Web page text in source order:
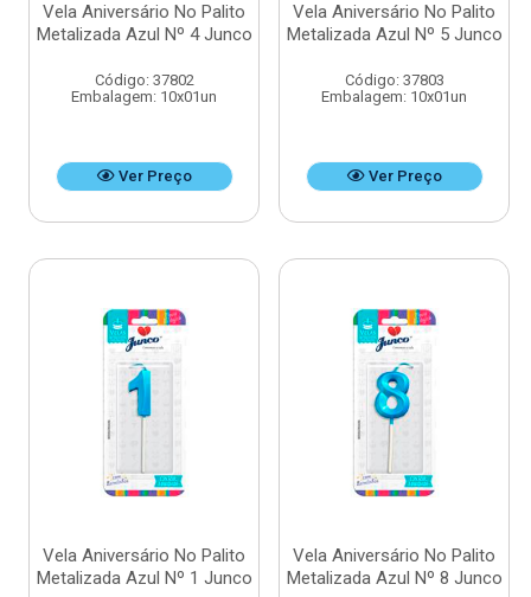
Vela Aniversário No Palito
Metalizada Azul Nº 4 Junco
Código: 37802
Embalagem: 10x01un
Ver Preço
Vela Aniversário No Palito
Metalizada Azul Nº 5 Junco
Código: 37803
Embalagem: 10x01un
Ver Preço
Vela Aniversário No Palito
Metalizada Azul Nº 1 Junco
Vela Aniversário No Palito
Metalizada Azul Nº 8 Junco